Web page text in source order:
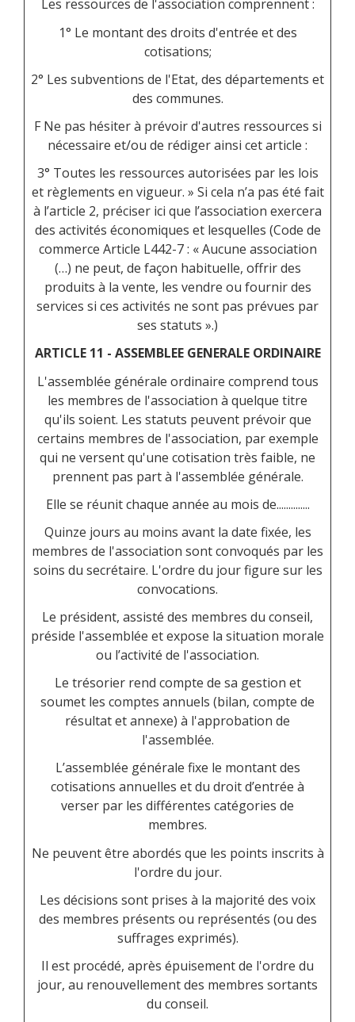
Les ressources de l'association comprennent :
1° Le montant des droits d'entrée et des
cotisations;
2° Les subventions de l'Etat, des départements et
des communes.
F Ne pas hésiter à prévoir d'autres ressources si
nécessaire et/ou de rédiger ainsi cet article :
3° Toutes les ressources autorisées par les lois
et règlements en vigueur. » Si cela n’a pas été fait
à l’article 2, préciser ici que l’association exercera
des activités économiques et lesquelles (Code de
commerce Article L442-7 : « Aucune association
(…) ne peut, de façon habituelle, offrir des
produits à la vente, les vendre ou fournir des
services si ces activités ne sont pas prévues par
ses statuts ».)
ARTICLE 11 - ASSEMBLEE GENERALE ORDINAIRE
L'assemblée générale ordinaire comprend tous
les membres de l'association à quelque titre
qu'ils soient. Les statuts peuvent prévoir que
certains membres de l'association, par exemple
qui ne versent qu'une cotisation très faible, ne
prennent pas part à l'assemblée générale.
Elle se réunit chaque année au mois de..............
Quinze jours au moins avant la date fixée, les
membres de l'association sont convoqués par les
soins du secrétaire. L'ordre du jour figure sur les
convocations.
Le président, assisté des membres du conseil,
préside l'assemblée et expose la situation morale
ou l’activité de l'association.
Le trésorier rend compte de sa gestion et
soumet les comptes annuels (bilan, compte de
résultat et annexe) à l'approbation de
l'assemblée.
L’assemblée générale fixe le montant des
cotisations annuelles et du droit d’entrée à
verser par les différentes catégories de
membres.
Ne peuvent être abordés que les points inscrits à
l'ordre du jour.
Les décisions sont prises à la majorité des voix
des membres présents ou représentés (ou des
suffrages exprimés).
Il est procédé, après épuisement de l'ordre du
jour, au renouvellement des membres sortants
du conseil.